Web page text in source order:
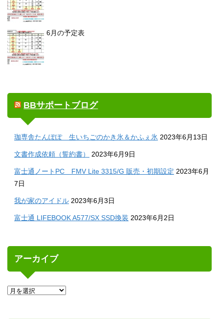
6月の予定表
BBサポートブログ
珈専舎たんぽぽ 生いちごのかき氷＆かふぇ氷 2023年6月13日
文書作成依頼（誓約書） 2023年6月9日
富士通ノートPC FMV Lite 3315/G 販売・初期設定 2023年6月
7日
我が家のアイドル 2023年6月3日
富士通 LIFEBOOK A577/SX SSD換装 2023年6月2日
アーカイブ